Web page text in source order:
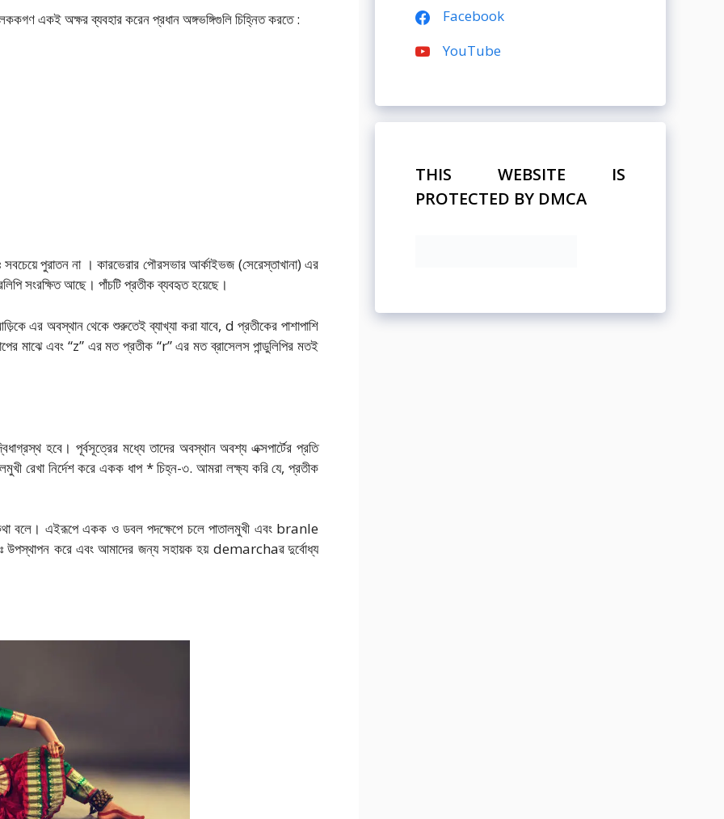
একই অক্ষর ব্যবহার করেন প্রধান অঙ্গভঙ্গিগুলি চিহ্নিত করতে :
সবচেয়ে পুরাতন না । কারভেরার পৌরসভার আর্কাইভজ (সেরেস্তাখানা) এর
সংরক্ষিত আছে। পাঁচটি প্রতীক ব্যবহৃত হয়েছে।
এর অবস্থান থেকে শুরুতেই ব্যাখ্যা করা যাবে, d প্রতীকের পাশাপাশি
মাঝে এবং “z” এর মত প্রতীক “r” এর মত ব্রাসেলস পান্ডুলিপির মতই
হবে। পূর্বসূত্রের মধ্যে তাদের অবস্থান অবশ্য এক্সপার্টের প্রতি
রেখা নির্দেশ করে একক ধাপ * চিহ্ন-৩. আমরা লক্ষ্য করি যে, প্রতীক
কথা বলে। এইরূপে একক ও ডবল পদক্ষেপে চলে পাতালমুখী এবং branle
উপস্থাপন করে এবং আমাদের জন্য সহায়ক হয় demarchaৱ দুর্বোধ্য
Facebook
YouTube
THIS WEBSITE IS
PROTECTED BY DMCA